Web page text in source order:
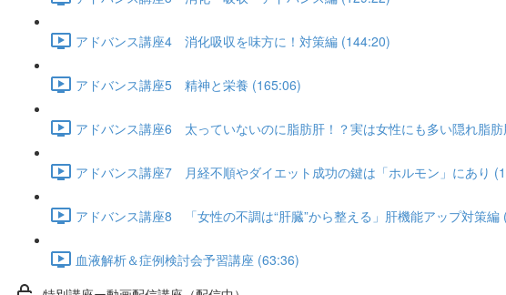
アドバンス講座4 消化吸収を味方に！対策編 (144:20)
アドバンス講座5 精神と栄養 (165:06)
アドバンス講座6 太っていないのに脂肪肝！？実は女性にも多い隠れ脂
アドバンス講座7 月経不順やダイエット成功の鍵は「ホルモン」にあり
アドバンス講座8 「女性の不調は“肝臓”から整える」肝機能アップ対策編
血液解析＆症例検討会予習講座 (63:36)